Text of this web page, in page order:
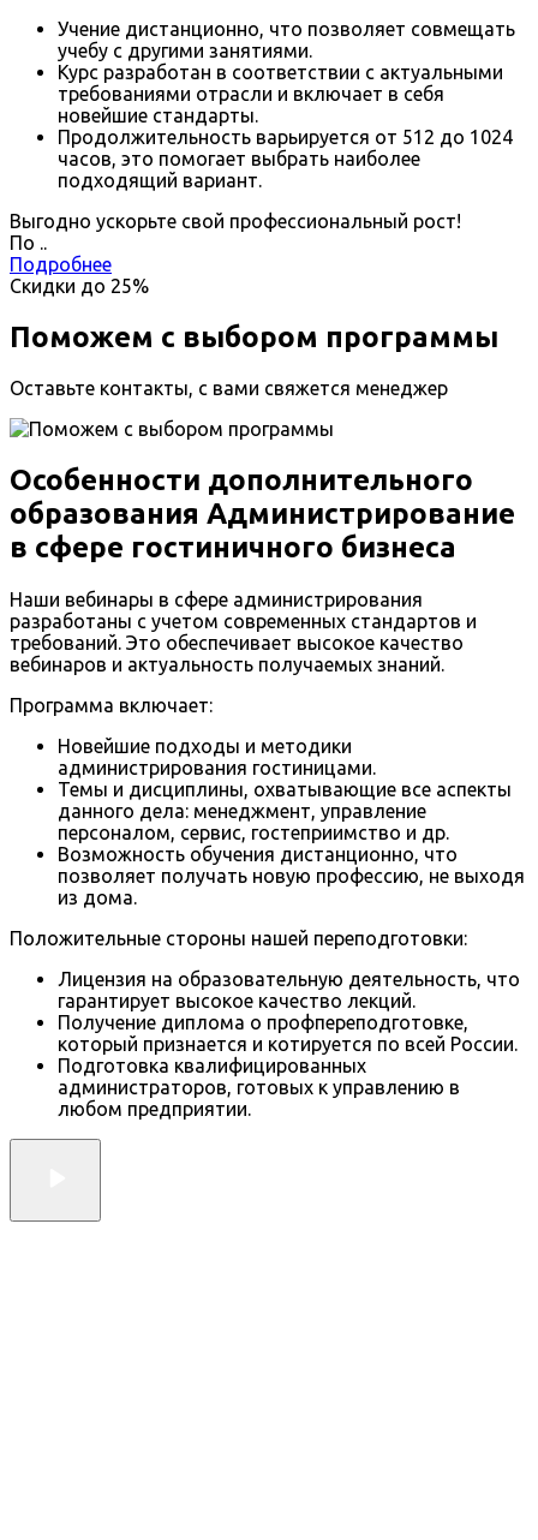
Учение дистанционно, что позволяет совмещать
учебу с другими занятиями.
Курс разработан в соответствии с актуальными
требованиями отрасли и включает в себя
новейшие стандарты.
Продолжительность варьируется от 512 до 1024
часов, это помогает выбрать наиболее
подходящий вариант.
Выгодно ускорьте свой профессиональный рост!
По ..
Подробнее
Скидки до 25%
Поможем с выбором программы
Оставьте контакты, с вами свяжется менеджер
Особенности дополнительного
образования Администрирование
в сфере гостиничного бизнеса
Наши вебинары в сфере администрирования
разработаны с учетом современных стандартов и
требований. Это обеспечивает высокое качество
вебинаров и актуальность получаемых знаний.
Программа включает:
Новейшие подходы и методики
администрирования гостиницами.
Темы и дисциплины, охватывающие все аспекты
данного дела: менеджмент, управление
персоналом, сервис, гостеприимство и др.
Возможность обучения дистанционно, что
позволяет получать новую профессию, не выходя
из дома.
Положительные стороны нашей переподготовки:
Лицензия на образовательную деятельность, что
гарантирует высокое качество лекций.
Получение диплома о профпереподготовке,
который признается и котируется по всей России.
Подготовка квалифицированных
администраторов, готовых к управлению в
любом предприятии.